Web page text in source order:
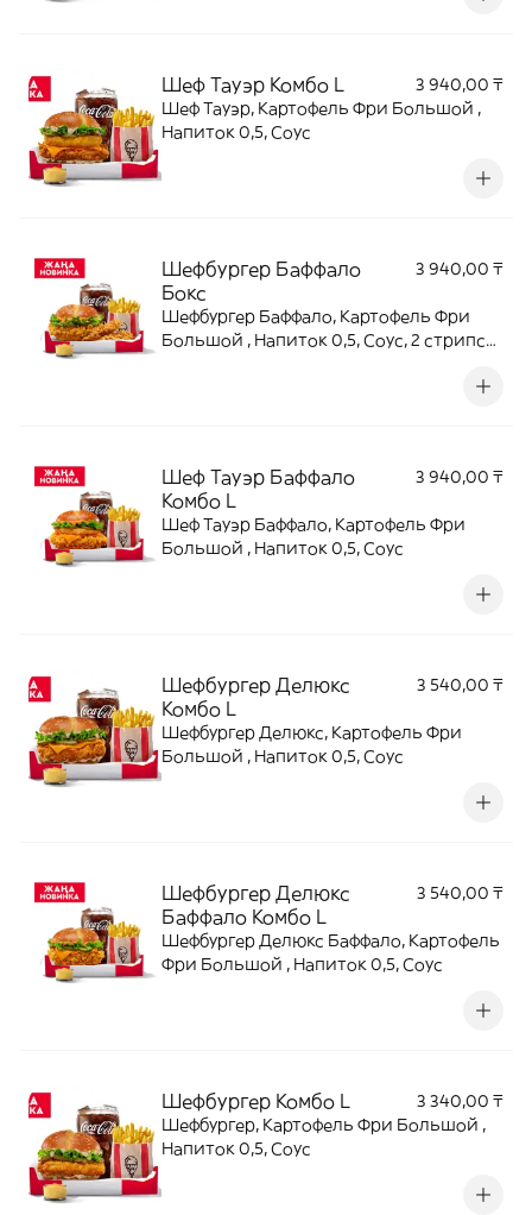
Шеф Тауэр Комбо L
3 940,00 ₸
Шеф Тауэр, Картофель Фри Большой ,
Напиток 0,5, Соус
Шефбургер Баффало
Бокс
3 940,00 ₸
Шефбургер Баффало, Картофель Фри
Большой , Напиток 0,5, Соус, 2 стрипса/
Шеф Тауэр Баффало
Комбо L
3 940,00 ₸
Шеф Тауэр Баффало, Картофель Фри
Большой , Напиток 0,5, Соус
Шефбургер Делюкс
Комбо L
3 540,00 ₸
Шефбургер Делюкс, Картофель Фри
Большой , Напиток 0,5, Соус
Шефбургер Делюкс
Баффало Комбо L
3 540,00 ₸
Шефбургер Делюкс Баффало, Картофель
Фри Большой , Напиток 0,5, Соус
Шефбургер Комбо L
3 340,00 ₸
Шефбургер, Картофель Фри Большой ,
Напиток 0,5, Соус